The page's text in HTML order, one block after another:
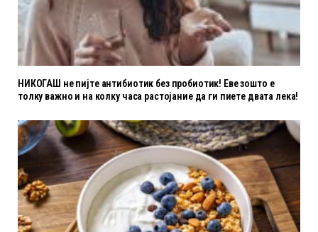
НИКОГАШ не пијте антибиотик без пробиотик! Еве зошто е
толку важно и на колку часа растојание да ги пиете двата лека!